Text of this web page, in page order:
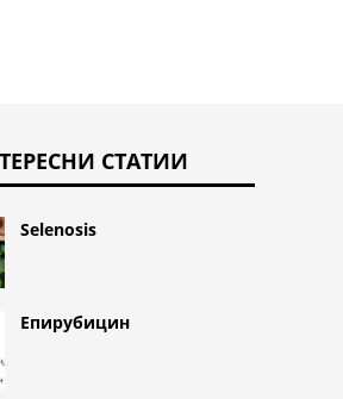
СТАТИИ
Selenosis
Епирубицин